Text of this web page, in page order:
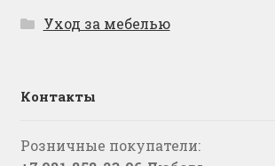
Уход за мебелью
Контакты
Розничные покупатели: